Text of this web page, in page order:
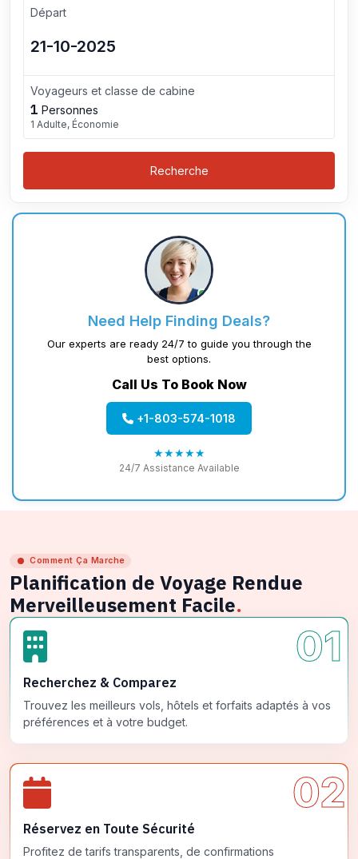
Départ
Voyageurs et classe de cabine
1 Personnes
1 Adulte, Économie
Recherche
Need Help Finding Deals?
Our experts are ready 24/7 to guide you through the
best options.
Call Us To Book Now
+1-803-574-1018
★★★★★
24/7 Assistance Available
Comment Ça Marche
Planification de Voyage Rendue
Merveilleusement Facile.
01
Recherchez & Comparez
Trouvez les meilleurs vols, hôtels et forfaits adaptés à vos
préférences et à votre budget.
02
Réservez en Toute Sécurité
Profitez de tarifs transparents, de confirmations